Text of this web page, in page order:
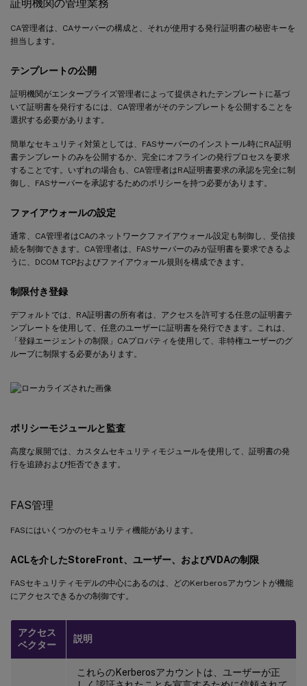
証明機関の管理業務
CA管理者は、CAサーバーの構成と、それが使用する発行証明書の秘密キーを
担当します。
テンプレートの公開
証明機関がエンタープライズ管理者によって提供されたテンプレートに基づ
いて証明書を発行するには、CA管理者がそのテンプレートを公開することを
選択する必要があります。
簡単なセキュリティ対策としては、FASサーバーのインストール時にRA証明
書テンプレートのみを公開するか、完全にオフラインの発行プロセスを要求
することです。いずれの場合も、CA管理者はRA証明書要求の承認を完全に制
御し、FASサーバーを承認するためのポリシーを持つ必要があります。
ファイアウォールの設定
通常、CA管理者はCAのネットワークファイアウォール設定も制御し、受信接
続を制御できます。CA管理者は、FASサーバーのみが証明書を要求できるよ
うに、DCOM TCPおよびファイアウォール規則を構成できます。
制限付き登録
デフォルトでは、RA証明書の所有者は、アクセスを許可する任意の証明書テ
ンプレートを使用して、任意のユーザーに証明書を発行できます。これは、
「登録エージェントの制限」CAプロパティを使用して、非特権ユーザーのグ
ループに制限する必要があります。
ポリシーモジュールと監査
高度な展開では、カスタムセキュリティモジュールを使用して、証明書の発
行を追跡および拒否できます。
FAS管理
FASにはいくつかのセキュリティ機能があります。
ACLを介したStoreFront、ユーザー、およびVDAの制限
FASセキュリティモデルの中心にあるのは、どのKerberosアカウントが機能
にアクセスできるかの制御です。
アクセス
ベクター
説明
これらのKerberosアカウントは、ユーザーが正